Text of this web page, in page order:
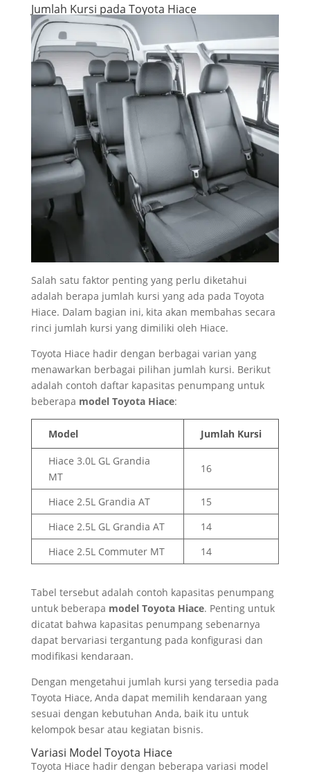
Jumlah Kursi pada Toyota Hiace
Salah satu faktor penting yang perlu diketahui
adalah berapa jumlah kursi yang ada pada Toyota
Hiace. Dalam bagian ini, kita akan membahas secara
rinci jumlah kursi yang dimiliki oleh Hiace.
Toyota Hiace hadir dengan berbagai varian yang
menawarkan berbagai pilihan jumlah kursi. Berikut
adalah contoh daftar kapasitas penumpang untuk
beberapa model Toyota Hiace:
Model Jumlah Kursi
Hiace 3.0L GL Grandia
MT
16
Hiace 2.5L Grandia AT
15
Hiace 2.5L GL Grandia AT
14
Hiace 2.5L Commuter MT
14
Tabel tersebut adalah contoh kapasitas penumpang
untuk beberapa model Toyota Hiace. Penting untuk
dicatat bahwa kapasitas penumpang sebenarnya
dapat bervariasi tergantung pada konfigurasi dan
modifikasi kendaraan.
Dengan mengetahui jumlah kursi yang tersedia pada
Toyota Hiace, Anda dapat memilih kendaraan yang
sesuai dengan kebutuhan Anda, baik itu untuk
kelompok besar atau kegiatan bisnis.
Variasi Model Toyota Hiace
Toyota Hiace hadir dengan beberapa variasi model